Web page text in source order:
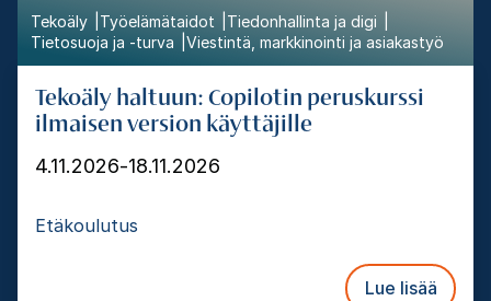
Tekoäly Työelämätaidot
Tiedonhallinta ja digi
Tietosuoja ja -turva
Viestintä, markkinointi ja asiakastyö
Tekoäly haltuun: Copilotin peruskurssi
ilmaisen version käyttäjille
4.11.2026-18.11.2026
Etäkoulutus
Lue lisää